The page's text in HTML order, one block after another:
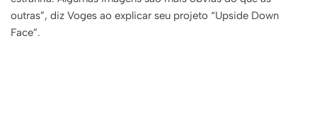
outras”, diz Voges ao explicar seu projeto “Upside Down
Face”.